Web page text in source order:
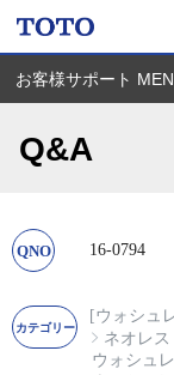
お客様サポート
Q&A
16-0794
[ウォシュ
ネオレス
ウォシュ